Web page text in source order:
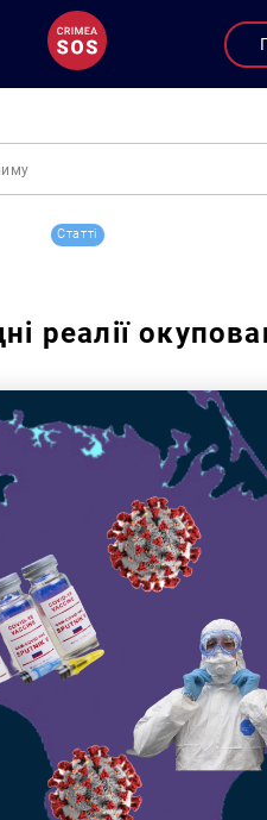
Статті
реалії